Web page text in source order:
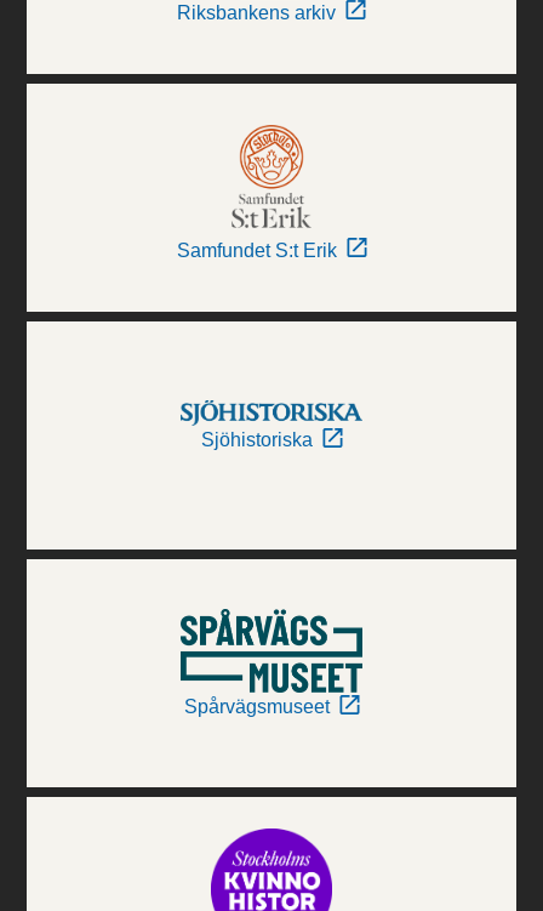
Riksbankens arkiv
Samfundet S:t Erik
Sjöhistoriska
Spårvägsmuseet